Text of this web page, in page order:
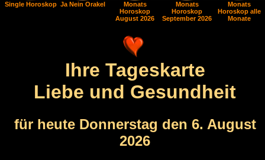
Single Horoskop Ja Nein Orakel
Monats
Horoskop
August 2026
Monats
Horoskop
September 2026
Monats
Horoskop alle
Monate
Ihre Tageskarte
Liebe und Gesundheit
für heute Donnerstag den 6. August
2026